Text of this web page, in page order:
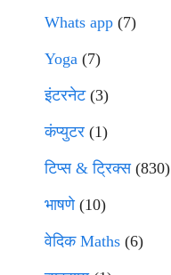
Whats app (7)
Yoga (7)
इंटरनेट(3)
कंप्युटर (1)
टिप्स & ट्रिक्स(830)
भाषणे(10)
वेदिक Maths (6)